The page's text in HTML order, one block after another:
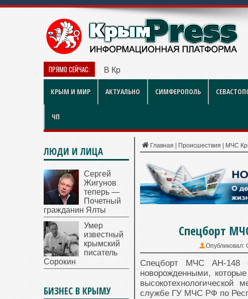
ПРЯМО СЕЙЧАС: В Крыму дизель продают по 119
КРЫМ И МИР АКТУАЛЬНО СИМФЕРОПОЛЬ
ЧП
Главная Происшествия МЧС
Спецборт
Опубликовал:
Спецборт МЧС АН-148
новорожденными,
службе ГУ МЧС РФ по
ЛЮДИ И ЛИЦА
Сергей
Жигунов
теперь —
Почетный
гражданин Ялты
Умер
известный
крымский
писатель
Сорокин
БИЗНЕС В КРЫМУ